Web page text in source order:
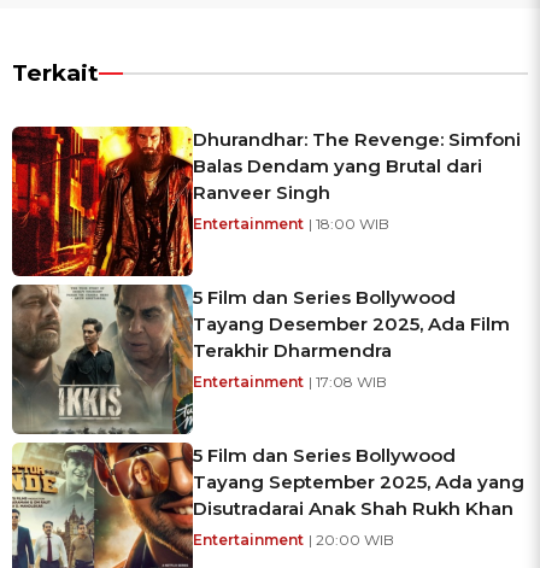
Terkait
Dhurandhar: The Revenge: Simfoni
Balas Dendam yang Brutal dari
Ranveer Singh
Entertainment | 18:00 WIB
5 Film dan Series Bollywood
Tayang Desember 2025, Ada Film
Terakhir Dharmendra
Entertainment | 17:08 WIB
5 Film dan Series Bollywood
Tayang September 2025, Ada yang
Disutradarai Anak Shah Rukh Khan
Entertainment | 20:00 WIB